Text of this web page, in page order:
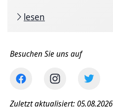
lesen
Besuchen Sie uns auf
Zuletzt aktualisiert: 05.08.2026